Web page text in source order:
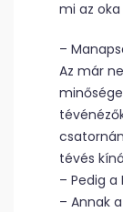
mi az
–
Az már
tévés
– Pedig
– Annak